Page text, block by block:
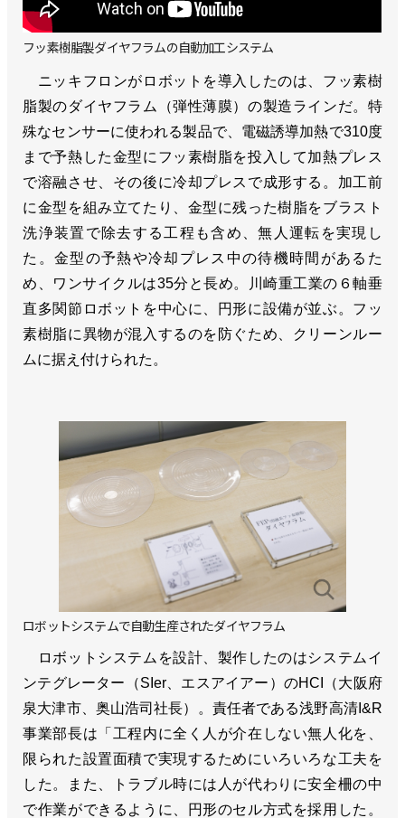
フッ素樹脂製ダイヤフラムの自動加工システム
ニッキフロンがロボットを導入したのは、フッ素樹
脂製のダイヤフラム（弾性薄膜）の製造ラインだ。特
殊なセンサーに使われる製品で、電磁誘導加熱で310度
まで予熱した金型にフッ素樹脂を投入して加熱プレス
で溶融させ、その後に冷却プレスで成形する。加工前
に金型を組み立てたり、金型に残った樹脂をブラスト
洗浄装置で除去する工程も含め、無人運転を実現し
た。金型の予熱や冷却プレス中の待機時間があるた
め、ワンサイクルは35分と長め。川崎重工業の６軸垂
直多関節ロボットを中心に、円形に設備が並ぶ。フッ
素樹脂に異物が混入するのを防ぐため、クリーンルー
ムに据え付けられた。
ロボットシステムで自動生産されたダイヤフラム
ロボットシステムを設計、製作したのはシステムイ
ンテグレーター（SIer、エスアイアー）のHCI（大阪府
泉大津市、奥山浩司社長）。責任者である浅野高清I&R
事業部長は「工程内に全く人が介在しない無人化を、
限られた設置面積で実現するためにいろいろな工夫を
した。また、トラブル時には人が代わりに安全柵の中
で作業ができるように、円形のセル方式を採用した。